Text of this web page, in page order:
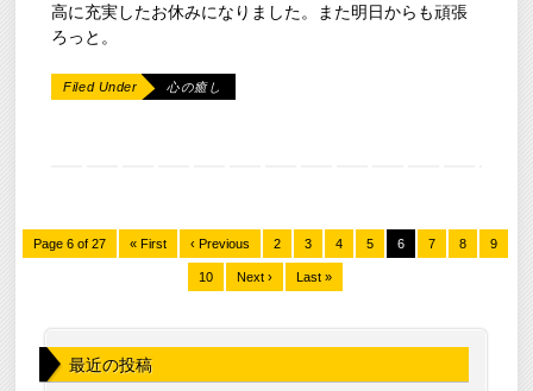
高に充実したお休みになりました。また明日からも頑張
ろっと。
Filed Under 心の癒し
Page 6 of 27 « First ‹ Previous 2 3 4 5 6 7 8 9
10 Next › Last »
最近の投稿